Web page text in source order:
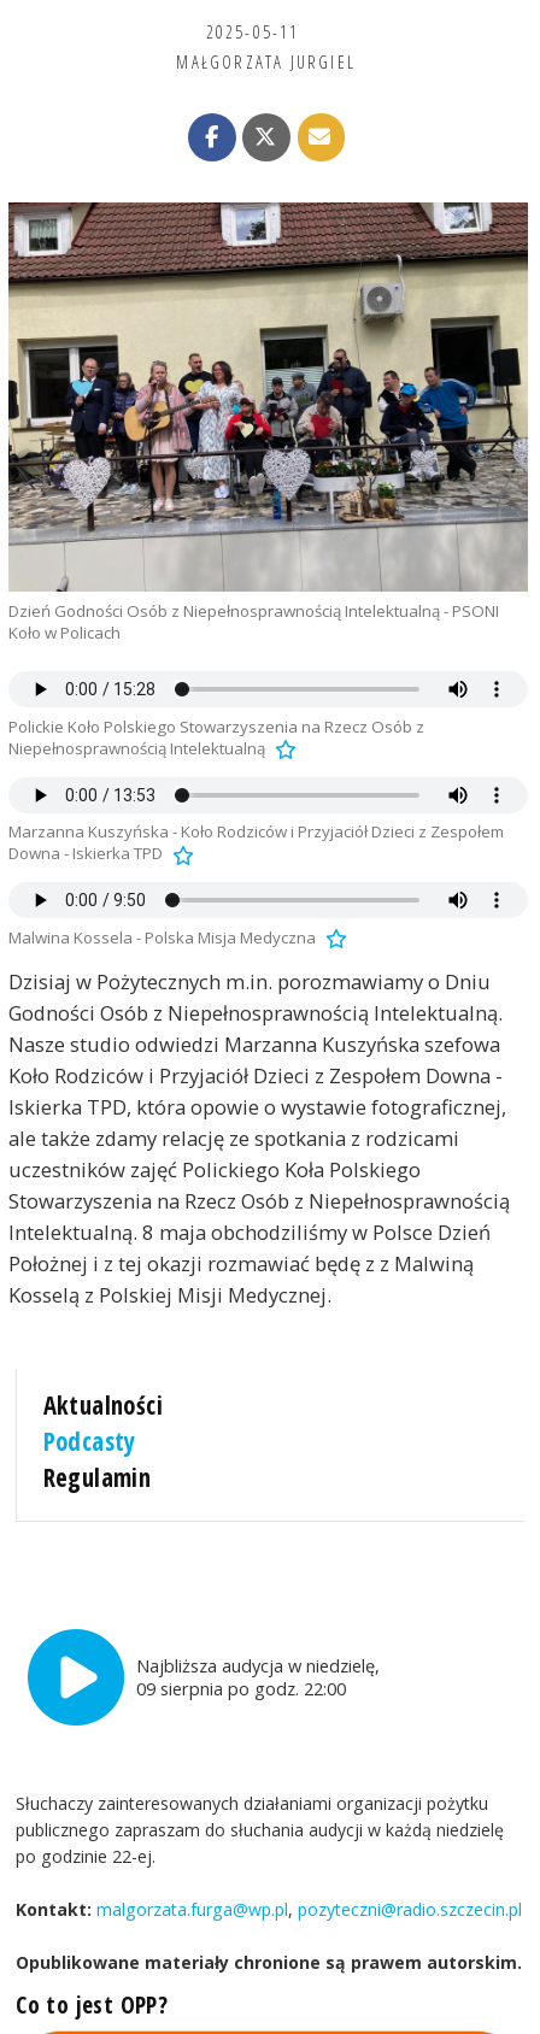
2025-05-11
MAŁGORZATA JURGIEL
Dzień Godności Osób z Niepełnosprawnością Intelektualną - PSONI
Koło w Policach
Polickie Koło Polskiego Stowarzyszenia na Rzecz Osób z
Niepełnosprawnością Intelektualną
Marzanna Kuszyńska - Koło Rodziców i Przyjaciół Dzieci z Zespołem
Downa - Iskierka TPD
Malwina Kossela - Polska Misja Medyczna
Dzisiaj w Pożytecznych m.in. porozmawiamy o Dniu
Godności Osób z Niepełnosprawnością Intelektualną.
Nasze studio odwiedzi Marzanna Kuszyńska szefowa
Koło Rodziców i Przyjaciół Dzieci z Zespołem Downa -
Iskierka TPD, która opowie o wystawie fotograficznej,
ale także zdamy relację ze spotkania z rodzicami
uczestników zajęć Polickiego Koła Polskiego
Stowarzyszenia na Rzecz Osób z Niepełnosprawnością
Intelektualną. 8 maja obchodziliśmy w Polsce Dzień
Położnej i z tej okazji rozmawiać będę z z Malwiną
Kosselą z Polskiej Misji Medycznej.
Aktualności
Podcasty
Regulamin
Najbliższa audycja w niedzielę,
09 sierpnia po godz. 22:00
Słuchaczy zainteresowanych działaniami organizacji pożytku
publicznego zapraszam do słuchania audycji w każdą niedzielę
po godzinie 22-ej.
Kontakt: malgorzata.furga@wp.pl,pozyteczni@radio.szczecin.pl
Opublikowane materiały chronione są prawem autorskim.
Co to jest OPP?